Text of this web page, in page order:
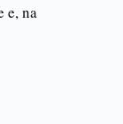
e, na